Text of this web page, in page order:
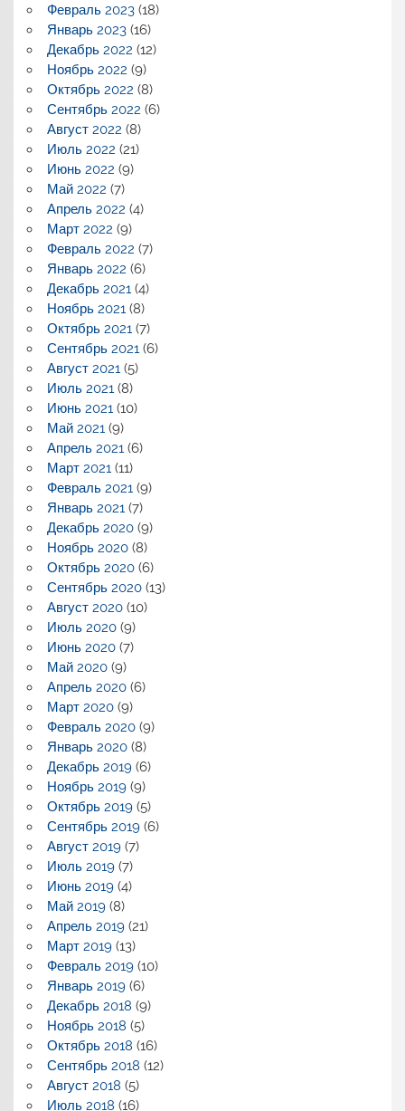
Февраль 2023(18)
Январь 2023(16)
Декабрь 2022 (12)
Ноябрь 2022 (9)
Октябрь 2022 (8)
Сентябрь 2022 (6)
Август 2022 (8)
Июль 2022 (21)
Июнь 2022 (9)
Май 2022 (7)
Апрель 2022 (4)
Март 2022 (9)
Февраль 2022 (7)
Январь 2022 (6)
Декабрь 2021(4)
Ноябрь 2021(8)
Октябрь 2021(7)
Сентябрь 2021(6)
Август 2021(5)
Июль 2021(8)
Июнь 2021(10)
Май 2021(9)
Апрель 2021(6)
Март 2021(11)
Февраль 2021(9)
Январь 2021(7)
Декабрь 2020(9)
Ноябрь 2020(8)
Октябрь 2020(6)
Сентябрь 2020(13)
Август 2020(10)
Июль 2020(9)
Июнь 2020(7)
Май 2020(9)
Апрель 2020(6)
Март 2020(9)
Февраль 2020(9)
Январь 2020(8)
Декабрь 2019(6)
Ноябрь 2019(9)
Октябрь 2019(5)
Сентябрь 2019(6)
Август 2019(7)
Июль 2019(7)
Июнь 2019(4)
Май 2019(8)
Апрель 2019(21)
Март 2019(13)
Февраль 2019(10)
Январь 2019(6)
Декабрь 2018 (9)
Ноябрь 2018 (5)
Октябрь 2018 (16)
Сентябрь 2018 (12)
Август 2018 (5)
Июль 2018 (16)